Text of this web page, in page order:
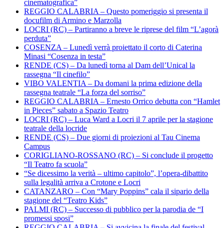
cinematografica”
REGGIO CALABRIA – Questo pomeriggio si presenta il
docufilm di Armino e Marzolla
LOCRI (RC) – Partiranno a breve le riprese del film “L’agorà
perduta”
COSENZA – Lunedì verrà proiettato il corto di Caterina
Minasi “Cosenza in testa”
RENDE (CS) – Da lunedì torna al Dam dell’Unical la
rassegna “Il cinefilo”
VIBO VALENTIA – Da domani la prima edizione della
rassegna teatrale “La forza del sorriso”
REGGIO CALABRIA – Ernesto Orrico debutta con “Hamlet
in Pieces” sabato a Spazio Teatro
LOCRI (RC) – Luca Ward a Locri il 7 aprile per la stagione
teatrale della locride
RENDE (CS) – Due giorni di proiezioni al Tau Cinema
Campus
CORIGLIANO-ROSSANO (RC) – Si conclude il progetto
“Il Teatro fa scuola”
“Se dicessimo la verità – ultimo capitolo”, l’opera-dibattito
sulla legalità arriva a Crotone e Locri
CATANZARO – Con “Mary Poppins” cala il sipario della
stagione del “Teatro Kids”
PALMI (RC) – Successo di pubblico per la parodia de “I
promessi sposi”